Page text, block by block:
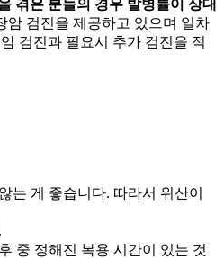
겪은 분들의 경우 발병률이 상대
암 검진을 제공하고 있으며 일차
검진과 필요시 추가 검진을 적
는 게 좋습니다. 따라서 위산이
중 정해진 복용 시간이 있는 것